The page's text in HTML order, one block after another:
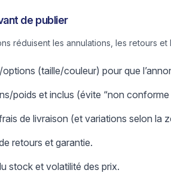
de publier
réduisent les annulations, les retours
options (taille/couleur) pour que
poids et inclus (évite “non conforme
de livraison (et variations selon la
retours et garantie.
stock et volatilité des prix.